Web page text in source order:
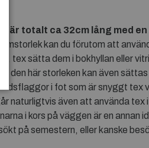
är totalt ca 32cm lång med
kan du förutom att
tex sätta dem i bokhyllan eller
den här storleken kan även
i fot som är snyggt tex
naturligtvis även att använda tex
i kors på väggen är en annan
på semestern, eller kanske